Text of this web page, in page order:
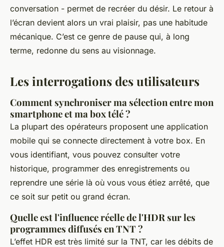
conversation - permet de recréer du désir. Le retour à
l’écran devient alors un vrai plaisir, pas une habitude
mécanique. C’est ce genre de pause qui, à long
terme, redonne du sens au visionnage.
Les interrogations des utilisateurs
Comment synchroniser ma sélection entre mon
smartphone et ma box télé ?
La plupart des opérateurs proposent une application
mobile qui se connecte directement à votre box. En
vous identifiant, vous pouvez consulter votre
historique, programmer des enregistrements ou
reprendre une série là où vous vous étiez arrêté, que
ce soit sur petit ou grand écran.
Quelle est l'influence réelle de l'HDR sur les
programmes diffusés en TNT ?
L’effet HDR est très limité sur la TNT, car les débits de